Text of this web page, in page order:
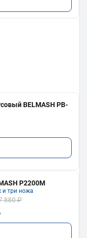
BELMASH PB-
P2200M
и три ножа
880 ₽